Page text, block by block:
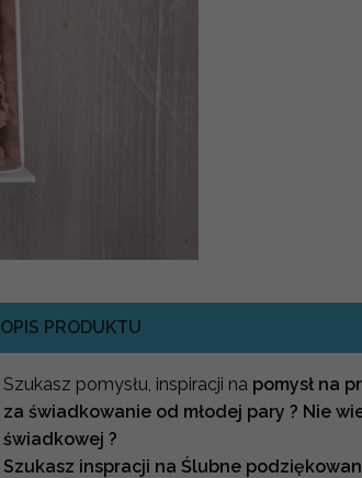
OPIS PRODUKTU
Szukasz pomysłu, inspiracji na pomysł na
za świadkowanie od młodej pary ? Nie
świadkowej ?
Szukasz inspracji na Ślubne